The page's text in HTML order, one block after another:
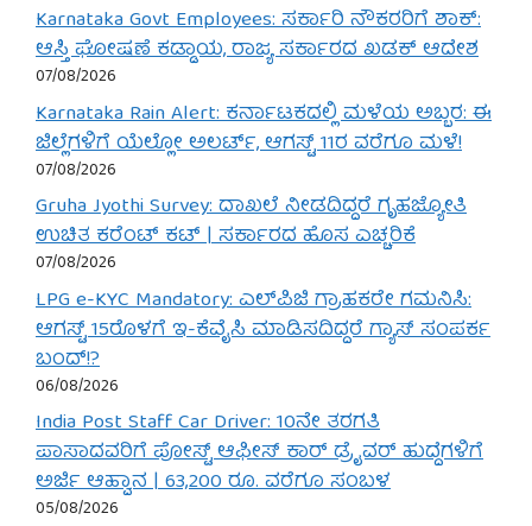
Karnataka Govt Employees: ಸರ್ಕಾರಿ ನೌಕರರಿಗೆ ಶಾಕ್:
ಆಸ್ತಿ ಘೋಷಣೆ ಕಡ್ಡಾಯ, ರಾಜ್ಯ ಸರ್ಕಾರದ ಖಡಕ್ ಆದೇಶ
07/08/2026
Karnataka Rain Alert: ಕರ್ನಾಟಕದಲ್ಲಿ ಮಳೆಯ ಅಬ್ಬರ: ಈ
ಜಿಲ್ಲೆಗಳಿಗೆ ಯೆಲ್ಲೋ ಅಲರ್ಟ್, ಆಗಸ್ಟ್ 11ರ ವರೆಗೂ ಮಳೆ!
07/08/2026
Gruha Jyothi Survey: ದಾಖಲೆ ನೀಡದಿದ್ದರೆ ಗೃಹಜ್ಯೋತಿ
ಉಚಿತ ಕರೆಂಟ್ ಕಟ್ | ಸರ್ಕಾರದ ಹೊಸ ಎಚ್ಚರಿಕೆ
07/08/2026
LPG e-KYC Mandatory: ಎಲ್‌ಪಿಜಿ ಗ್ರಾಹಕರೇ ಗಮನಿಸಿ:
ಆಗಸ್ಟ್ 15ರೊಳಗೆ ಇ-ಕೆವೈಸಿ ಮಾಡಿಸದಿದ್ದರೆ ಗ್ಯಾಸ್ ಸಂಪರ್ಕ
ಬಂದ್!?
06/08/2026
India Post Staff Car Driver: 10ನೇ ತರಗತಿ
ಪಾಸಾದವರಿಗೆ ಪೋಸ್ಟ್ ಆಫೀಸ್ ಕಾರ್ ಡ್ರೈವರ್ ಹುದ್ದೆಗಳಿಗೆ
ಅರ್ಜಿ ಆಹ್ವಾನ | 63,200 ರೂ. ವರೆಗೂ ಸಂಬಳ
05/08/2026